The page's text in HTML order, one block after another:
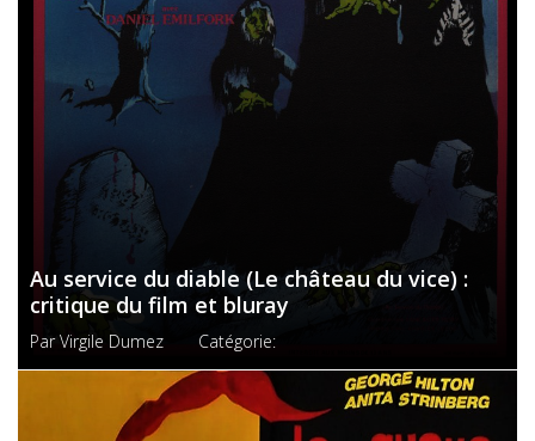
Au service du diable (Le château du vice) :
critique du film et bluray
ParVirgile Dumez Catégorie: